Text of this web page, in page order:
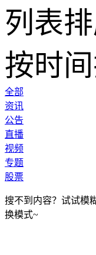
列表排
按时
全部
资讯
公告
直播
视频
专题
股票
搜不到内容？试试模
换模式~